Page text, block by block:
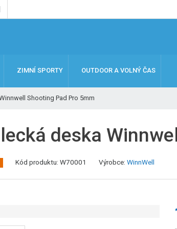
ZIMNÍ SPORTY OUTDOOR A VOLNÝ ČAS
Shooting Pad Pro 5mm
deska
Kód produktu: W70001
K
Výrobce: WinnWell